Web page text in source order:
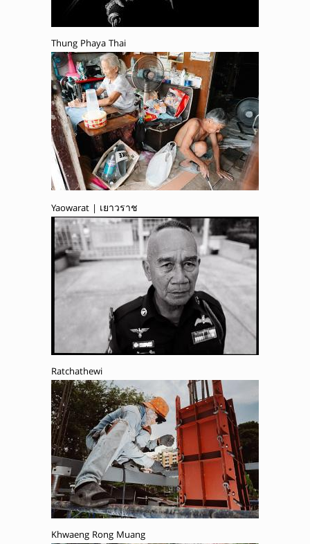
Thung Phaya Thai
Yaowarat | เยาวราช
Ratchathewi
Khwaeng Rong Muang